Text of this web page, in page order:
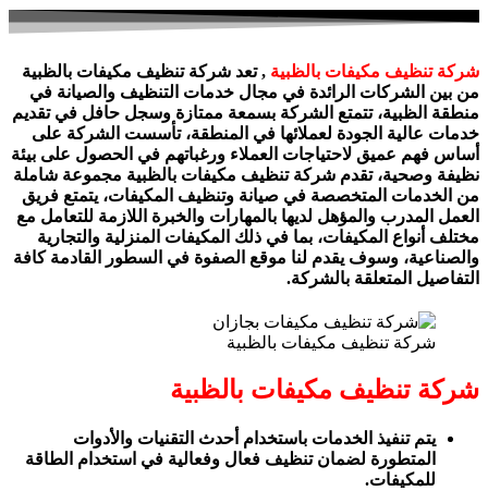
شركة تنظيف مكيفات بالظبية , تعد شركة تنظيف مكيفات بالظبية
من بين الشركات الرائدة في مجال خدمات التنظيف والصيانة في
منطقة الظبية، تتمتع الشركة بسمعة ممتازة وسجل حافل في تقديم
خدمات عالية الجودة لعملائها في المنطقة، تأسست الشركة على
أساس فهم عميق لاحتياجات العملاء ورغباتهم في الحصول على بيئة
نظيفة وصحية، تقدم شركة تنظيف مكيفات بالظبية مجموعة شاملة
من الخدمات المتخصصة في صيانة وتنظيف المكيفات، يتمتع فريق
العمل المدرب والمؤهل لديها بالمهارات والخبرة اللازمة للتعامل مع
مختلف أنواع المكيفات، بما في ذلك المكيفات المنزلية والتجارية
والصناعية، وسوف يقدم لنا موقع الصفوة في السطور القادمة كافة
التفاصيل المتعلقة بالشركة.
شركة تنظيف مكيفات بالظبية
شركة تنظيف مكيفات بالظبية
يتم تنفيذ الخدمات باستخدام أحدث التقنيات والأدوات
المتطورة لضمان تنظيف فعال وفعالية في استخدام الطاقة
للمكيفات.